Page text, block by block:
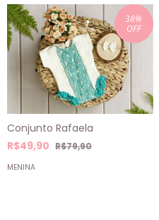
38%
OFF
Conjunto Rafaela
R$49,90 R$79,90
MENINA